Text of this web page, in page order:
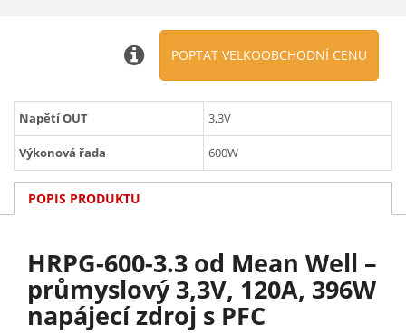
POPTAT VELKOOBCHODNÍ CENU
Napětí OUT 3,3V
Výkonová řada 600W
POPIS PRODUKTU
HRPG-600-3.3 od Mean Well –
průmyslový 3,3V, 120A, 396W
napájecí zdroj s PFC